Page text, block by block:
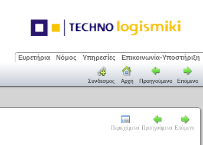
Ευρετήρια Νόμος Υπηρεσίες Επικοινωνία-Υποστήριξη
Σύνδεσμος Αρχή Προηγούμενο Επόμενο